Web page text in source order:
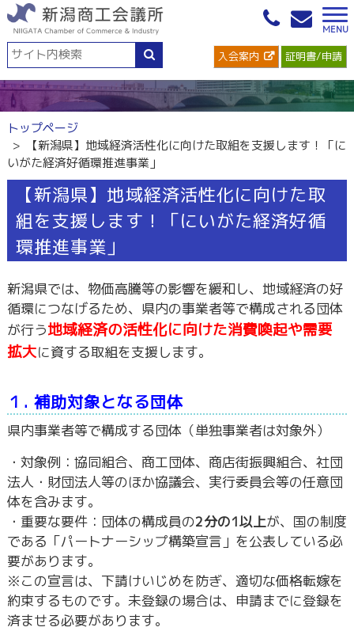
入会案内 証明書/申請
トップページ
【新潟県】地域経済活性化に向けた取組を支援します！「に
いがた経済好循環推進事業」
【新潟県】地域経済活性化に向けた取
組を支援します！「にいがた経済好循
環推進事業」
新潟県では、物価高騰等の影響を緩和し、地域経済の好
循環につなげるため、県内の事業者等で構成される団体
が行う地域経済の活性化に向けた消費喚起や需要
拡大に資する取組を支援します。
１. 補助対象となる団体
県内事業者等で構成する団体（単独事業者は対象外）
・対象例：協同組合、商工団体、商店街振興組合、社団
法人・財団法人等のほか協議会、実行委員会等の任意団
体を含みます。
・重要な要件：団体の構成員の2分の1以上が、国の制度
である「パートナーシップ構築宣言」を公表している必
要があります。
※この宣言は、下請けいじめを防ぎ、適切な価格転嫁を
約束するものです。未登録の場合は、申請までに登録を
済ませる必要があります。